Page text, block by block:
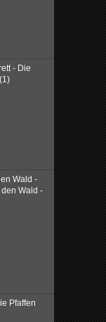
- Die
Wald -
Wald -
Pfaffen